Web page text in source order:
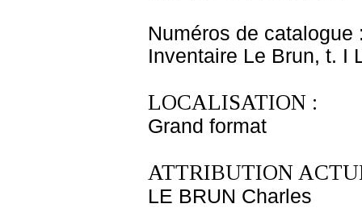
Numéros de catalogue
Inventaire Le Brun, t. I
LOCALISATION :
Grand format
ATTRIBUTION
LE BRUN Charles